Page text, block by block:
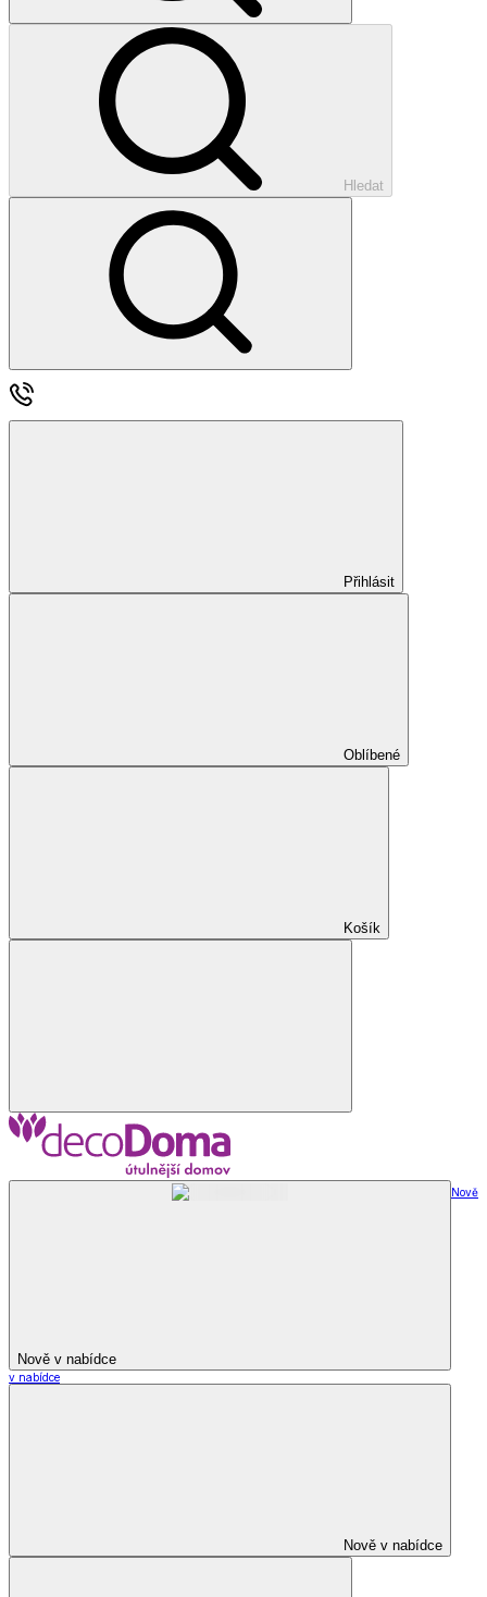
Hledat
Přihlásit
Oblíbené
Košík
Nově v nabídce
Nově
v nabídce
Nově v nabídce